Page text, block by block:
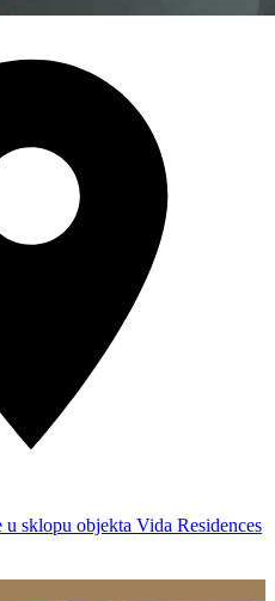
u sklopu objekta Vida Residences